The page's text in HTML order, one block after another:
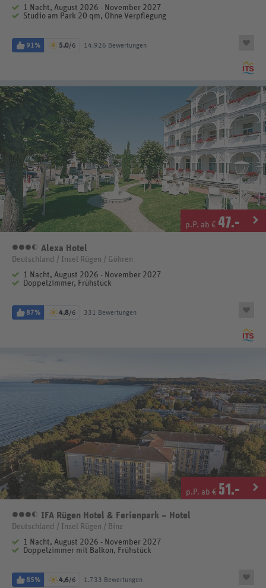
1 Nacht, August 2026 - November 2027
Studio am Park 20 qm, Ohne Verpflegung
91% 5,0/6 14.926 Bewertungen
p.P. ab € 47.-
3,5 Sterne
Alexa Hotel
Deutschland / Insel Rügen / Göhren
1 Nacht, August 2026 - November 2027
Doppelzimmer, Frühstück
87% 4,8/6 331 Bewertungen
p.P. ab € 51.-
3,5 Sterne
IFA Rügen Hotel & Ferienpark – Hotel
Deutschland / Insel Rügen / Binz
1 Nacht, August 2026 - November 2027
Doppelzimmer mit Balkon, Frühstück
85% 4,6/6 1.733 Bewertungen